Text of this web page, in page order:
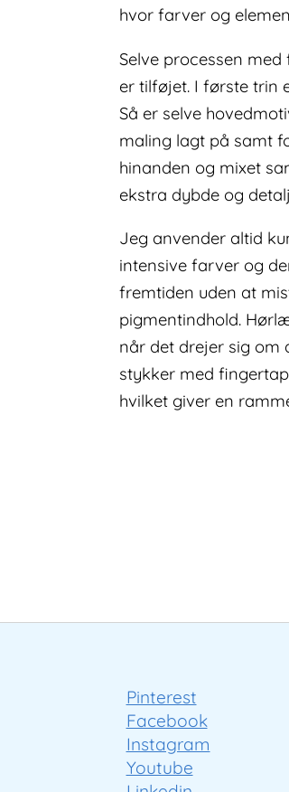
hvor farver og
Selve processen
er tilføjet. I første trin
Så er selve
maling lagt på samt
hinanden og mixet
ekstra dybde og
Jeg anvender altid
intensive farver og
fremtiden uden at
pigmentindhold.
når det drejer sig
stykker med
hvilket giver en
Pinterest
Facebook
Instagram
Youtube